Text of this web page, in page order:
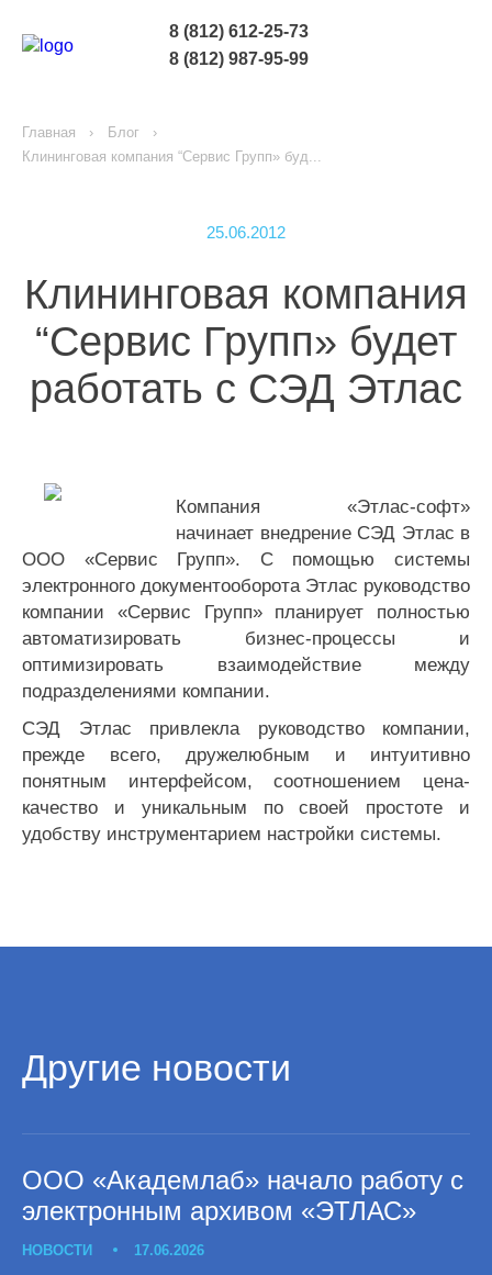
8 (812) 612-25-73
8 (812) 987-95-99
Главная
Блог
Клининговая компания “Сервис Групп» буд...
25.06.2012
Клининговая компания
“Сервис Групп» будет
работать с СЭД Этлас
Компания «Этлас-софт»
начинает внедрение СЭД Этлас в
ООО «Сервис Групп». С помощью системы
электронного документооборота Этлас руководство
компании «Сервис Групп» планирует полностью
автоматизировать бизнес-процессы и
оптимизировать взаимодействие между
подразделениями компании.
СЭД Этлас привлекла руководство компании,
прежде всего, дружелюбным и интуитивно
понятным интерфейсом, соотношением цена-
качество и уникальным по своей простоте и
удобству инструментарием настройки системы.
Другие новости
ООО «Академлаб» начало работу с
электронным архивом «ЭТЛАС»
НОВОСТИ 17.06.2026